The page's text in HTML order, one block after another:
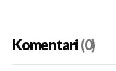
Komentari(0)